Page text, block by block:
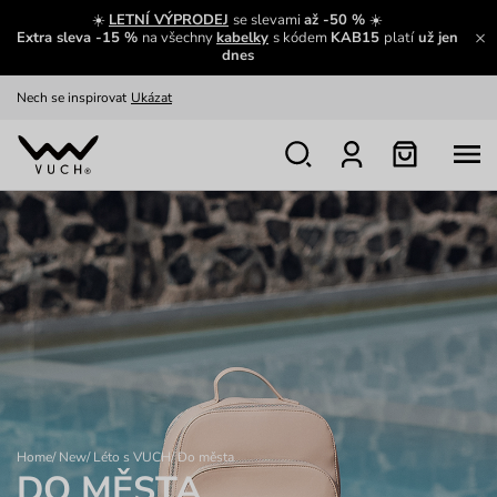
☀️ LETNÍ VÝPRODEJ se slevamiaž -50 % ☀️
Extra sleva -15 % na všechnykabelky s kódem KAB15 platíuž jen
dnes
Výměna a vrácení zdarma Zobrazit
Nech se inspirovat Ukázat
Home/New/Léto s VUCH/Do města